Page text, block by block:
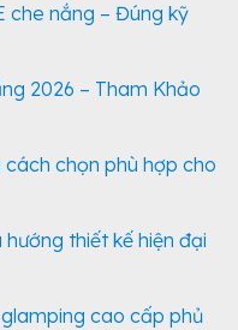
che nắng – Đúng kỹ
2026 – Tham Khảo
cách chọn phù hợp cho
thiết kế hiện đại
cao cấp phủ